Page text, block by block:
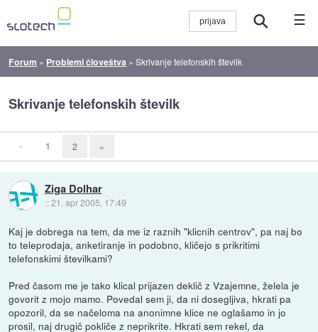
☰
Forum » Problemi človeštva »Skrivanje telefonskih številk
Skrivanje telefonskih številk
« 1 2 »
Ziga Dolhar
::21. apr 2005, 17:49
Kaj je dobrega na tem, da me iz raznih "klicnih centrov", pa naj bo
to teleprodaja, anketiranje in podobno, kličejo s prikritimi
telefonskimi številkami?
Pred časom me je tako klical prijazen deklič z Vzajemne, želela je
govorit z mojo mamo. Povedal sem ji, da ni dosegljiva, hkrati pa
opozoril, da se načeloma na anonimne klice ne oglašamo in jo
prosil, naj drugič pokliče z neprikrite. Hkrati sem rekel, da